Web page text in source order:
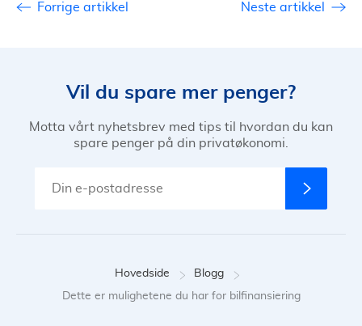
Forrige artikkel Neste artikkel
Vil du spare mer penger?
Motta vårt nyhetsbrev med tips til hvordan du kan
spare penger på din privatøkonomi.
Hovedside
Blogg
Dette er mulighetene du har for bilfinansiering